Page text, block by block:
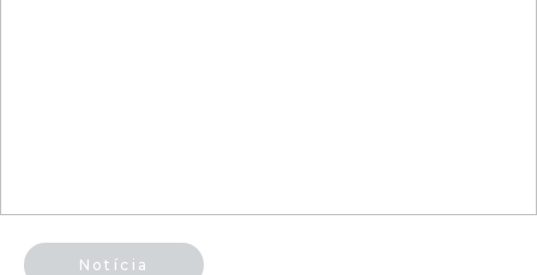
Notícia